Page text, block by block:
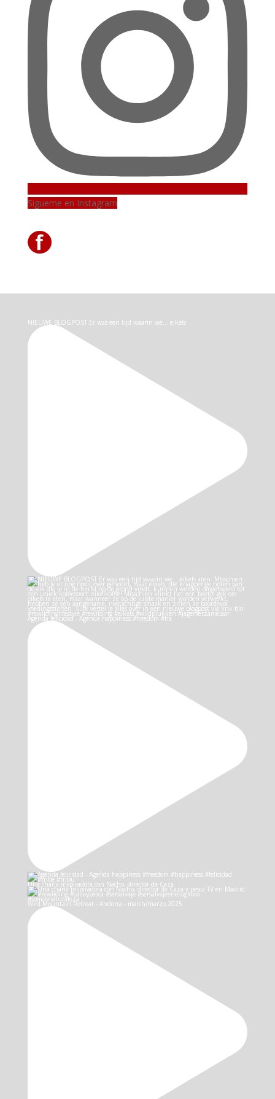
Sígueme en Instagram
NIEUWE BLOGPOST Er was een tijd waarin we… eikels
Agenda felicidad - Agenda happiness #freedom #ha
Una charla inspiradora con Nacho, director de Caza
Wild Mountain Retreat - Andorra - march/marzo 2025